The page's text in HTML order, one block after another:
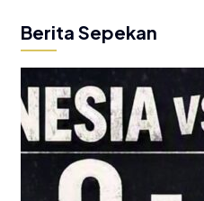
Berita Sepekan